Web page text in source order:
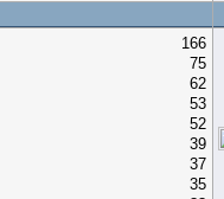
166
75
62
53
52
39
37
35